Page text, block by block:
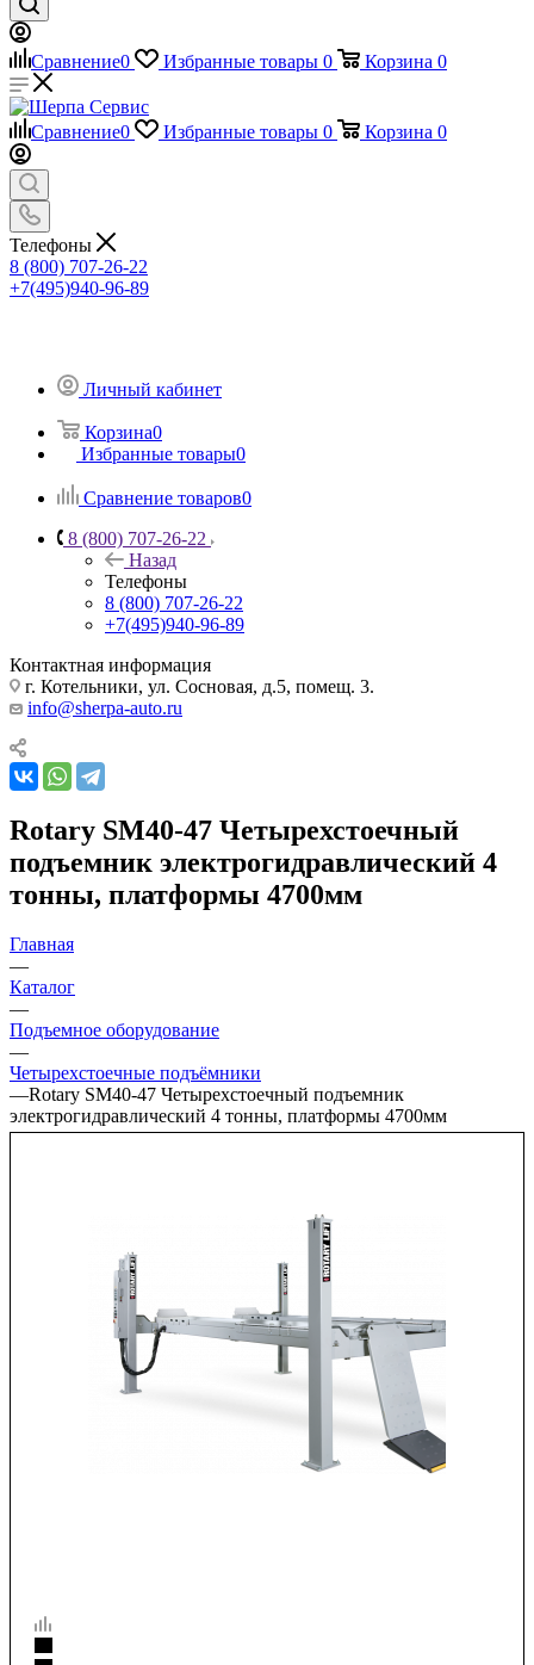
Сравнение0 Избранные товары 0 Корзина 0
Сравнение0 Избранные товары 0 Корзина 0
Телефоны
8 (800) 707-26-22
+7(495)940-96-89
Личный кабинет
Корзина0
Избранные товары0
Сравнение товаров0
8 (800) 707-26-22
Назад
Телефоны
8 (800) 707-26-22
+7(495)940-96-89
Контактная информация
г. Котельники, ул. Сосновая, д.5, помещ. 3.
info@sherpa-auto.ru
Rotary SM40-47 Четырехстоечный
подъемник электрогидравлический 4
тонны, платформы 4700мм
Главная
—
Каталог
—
Подъемное оборудование
—
Четырехстоечные подъёмники
—Rotary SM40-47 Четырехстоечный подъемник
электрогидравлический 4 тонны, платформы 4700мм